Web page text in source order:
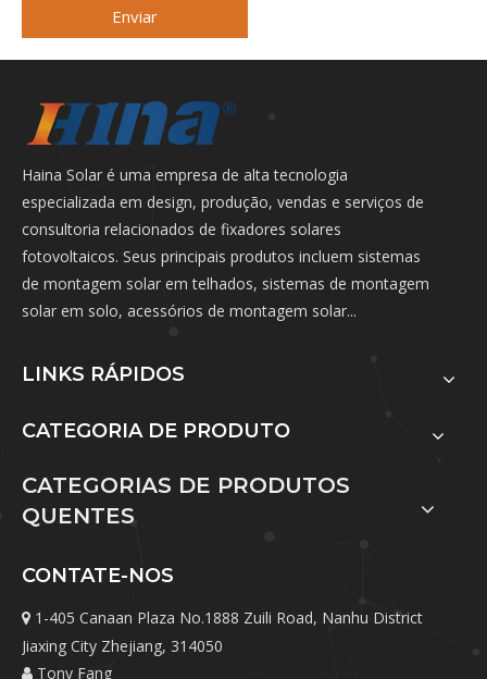
Enviar
Haina Solar é uma empresa de alta tecnologia
especializada em design, produção, vendas e serviços de
consultoria relacionados de fixadores solares
fotovoltaicos. Seus principais produtos incluem sistemas
de montagem solar em telhados, sistemas de montagem
solar em solo, acessórios de montagem solar...
LINKS RÁPIDOS
CATEGORIA DE PRODUTO
CATEGORIAS DE PRODUTOS
QUENTES
CONTATE-NOS
 1-405 Canaan Plaza No.1888 Zuili Road, Nanhu District
Jiaxing City Zhejiang, 314050
 Tony Fang